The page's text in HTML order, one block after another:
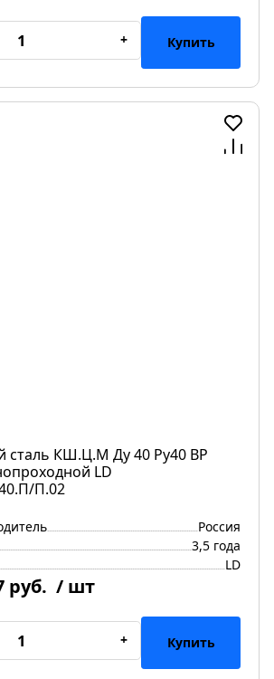
+ Купить
сталь КШ.Ц.М Ду 40 Ру40 ВР
LD
П.02
Россия
3,5 года
LD
руб. / шт
+ Купить